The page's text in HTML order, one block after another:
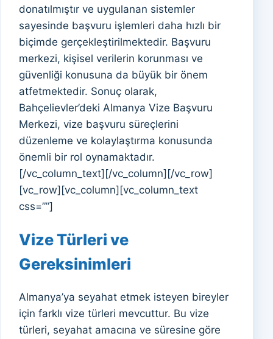
donatılmıştır ve uygulanan sistemler
sayesinde başvuru işlemleri daha hızlı bir
biçimde gerçekleştirilmektedir. Başvuru
merkezi, kişisel verilerin korunması ve
güvenliği konusuna da büyük bir önem
atfetmektedir. Sonuç olarak,
Bahçelievler’deki Almanya Vize Başvuru
Merkezi, vize başvuru süreçlerini
düzenleme ve kolaylaştırma konusunda
önemli bir rol oynamaktadır.
[/vc_column_text][/vc_column][/vc_row]
[vc_row][vc_column][vc_column_text
css=””]
Vize Türleri ve
Gereksinimleri
Almanya’ya seyahat etmek isteyen bireyler
için farklı vize türleri mevcuttur. Bu vize
türleri, seyahat amacına ve süresine göre